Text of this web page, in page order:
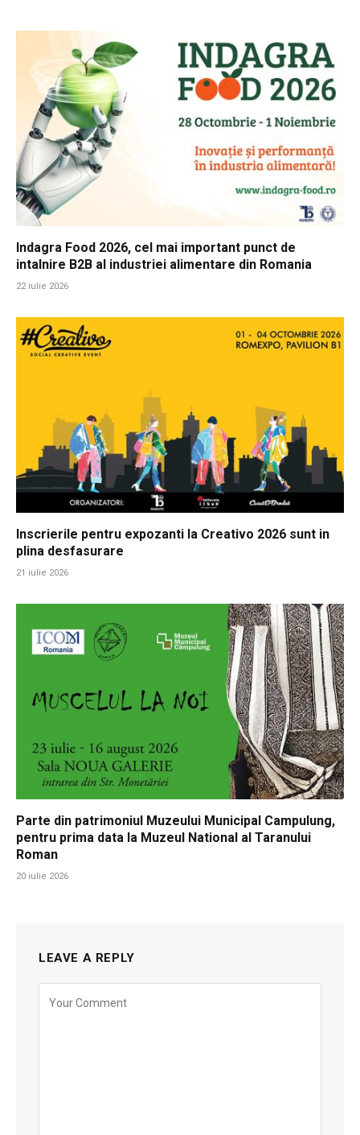
Indagra Food 2026, cel mai important punct de
intalnire B2B al industriei alimentare din Romania
22 iulie 2026
Inscrierile pentru expozanti la Creativo 2026 sunt in
plina desfasurare
21 iulie 2026
Parte din patrimoniul Muzeului Municipal Campulung,
pentru prima data la Muzeul National al Taranului
Roman
20 iulie 2026
LEAVE A REPLY